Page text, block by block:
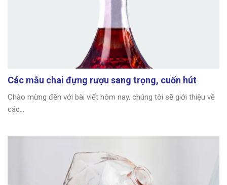
Các mẫu chai đựng rượu sang trọng, cuốn hút
Chào mừng đến với bài viết hôm nay, chúng tôi sẽ giới thiệu về
các...